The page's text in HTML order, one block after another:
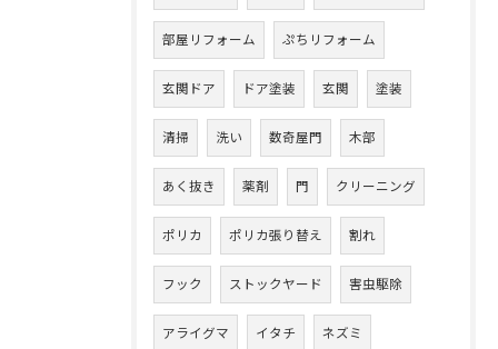
部屋リフォーム ぷちリフォーム
玄関ドア ドア塗装 玄関 塗装
清掃 洗い 数奇屋門 木部
あく抜き 薬剤 門 クリーニング
ポリカ ポリカ張り替え 割れ
フック ストックヤード 害虫駆除
アライグマ イタチ ネズミ